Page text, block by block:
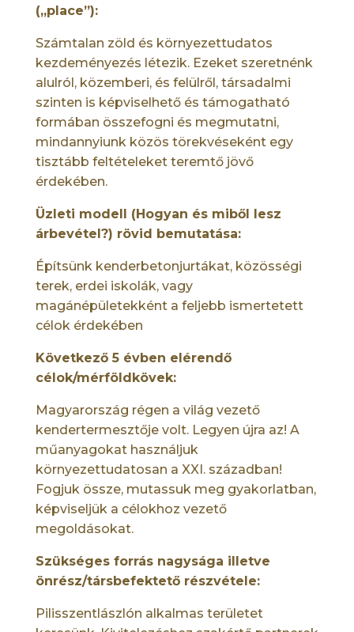
(„place”):
Számtalan zöld és környezettudatos
kezdeményezés létezik. Ezeket szeretnénk
alulról, közemberi, és felülről, társadalmi
szinten is képviselhető és támogatható
formában összefogni és megmutatni,
mindannyiunk közös törekvéseként egy
tisztább feltételeket teremtő jövő
érdekében.
Üzleti modell (Hogyan és miből lesz
árbevétel?) rövid bemutatása:
Építsünk kenderbetonjurtákat, közösségi
terek, erdei iskolák, vagy
magánépületekként a feljebb ismertetett
célok érdekében
Következő 5 évben elérendő
célok/mérföldkövek:
Magyarország régen a világ vezető
kendertermesztője volt. Legyen újra az! A
műanyagokat használjuk
környezettudatosan a XXI. században!
Fogjuk össze, mutassuk meg gyakorlatban,
képviseljük a célokhoz vezető
megoldásokat.
Szükséges forrás nagysága illetve
önrész/társbefektető részvétele:
Pilisszentlászlón alkalmas területet